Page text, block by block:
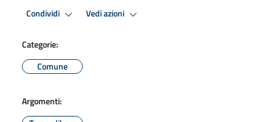
Condividi Vedi azioni
Categorie:
Comune
Argomenti: